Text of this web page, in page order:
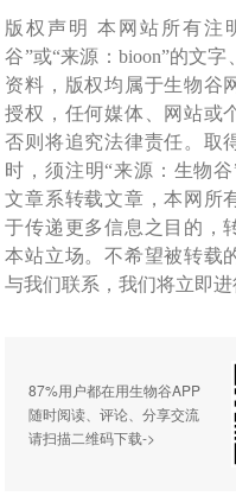
版权声明 本网站所有注
谷”或“来源：bioon”的文
资料，版权均属于生物谷
授权，任何媒体、网站或
否则将追究法律责任。取
时，须注明“来源：生物
文章系转载文章，本网所
于传递更多信息之目的，
本站立场。不希望被转载
与我们联系，我们将立即进
87%用户都在用生物谷APP
随时阅读、评论、分享交流
请扫描二维码下载->